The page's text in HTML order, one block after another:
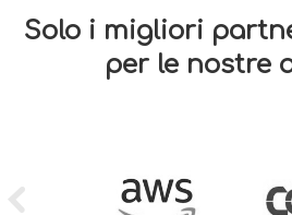
Solo i migliori
per le nostre